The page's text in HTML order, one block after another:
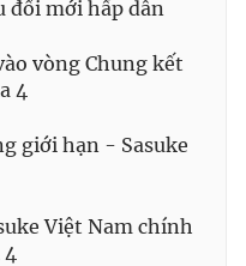
mình bằng AI
đổi mới hấp dẫn
vòng Chung kết
4
giới hạn - Sasuke
Việt Nam chính
4